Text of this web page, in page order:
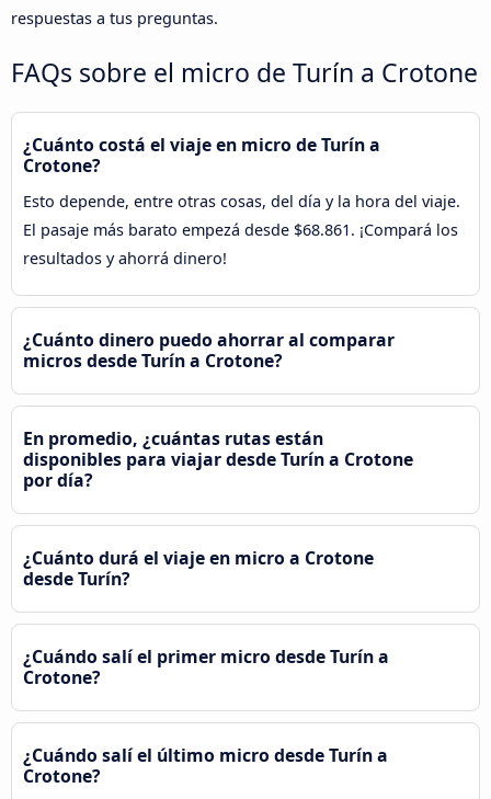
respuestas a tus preguntas.
FAQs sobre el micro de Turín a Crotone
¿Cuánto costá el viaje en micro de Turín a
Crotone?
Esto depende, entre otras cosas, del día y la hora del viaje.
El pasaje más barato empezá desde $68.861. ¡Compará los
resultados y ahorrá dinero!
¿Cuánto dinero puedo ahorrar al comparar
micros desde Turín a Crotone?
En promedio, ¿cuántas rutas están
disponibles para viajar desde Turín a Crotone
por día?
¿Cuánto durá el viaje en micro a Crotone
desde Turín?
¿Cuándo salí el primer micro desde Turín a
Crotone?
¿Cuándo salí el último micro desde Turín a
Crotone?